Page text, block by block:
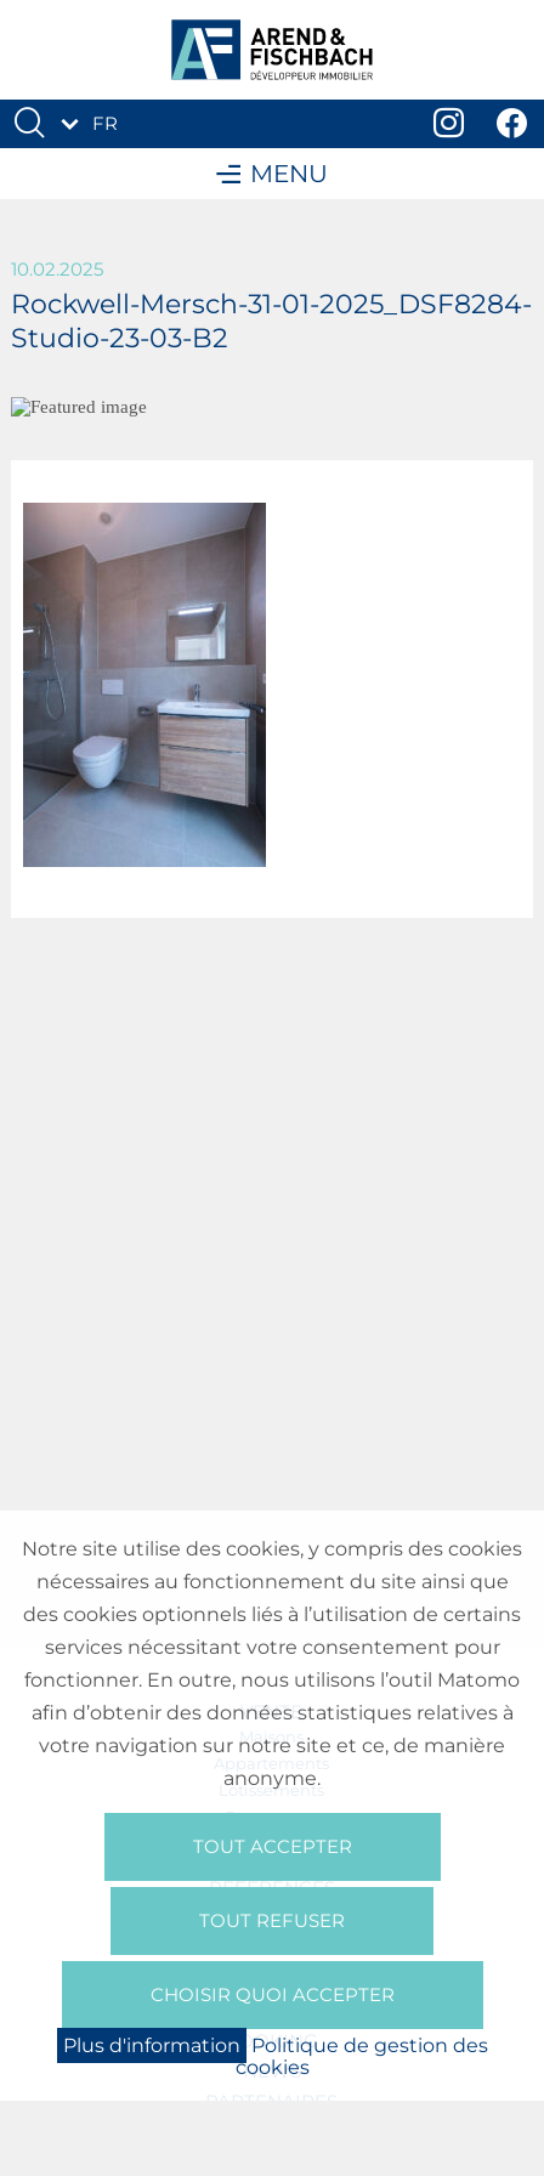
FR
MENU
10.02.2025
Rockwell-Mersch-31-01-2025_DSF8284-
Studio-23-03-B2
VENTE
Maisons
Appartements
Lotissements
Commerces
Bureaux
RÉFÉRENCES
SUR NOUS
Presse
BOOKING
NEWS
PARTENAIRES
Notre site utilise des cookies, y compris des cookies
nécessaires au fonctionnement du site ainsi que
des cookies optionnels liés à l’utilisation de certains
services nécessitant votre consentement pour
fonctionner. En outre, nous utilisons l’outil Matomo
afin d’obtenir des données statistiques relatives à
votre navigation sur notre site et ce, de manière
anonyme.
TOUT ACCEPTER
TOUT REFUSER
CHOISIR QUOI ACCEPTER
Plus d'information Politique de gestion des
cookies